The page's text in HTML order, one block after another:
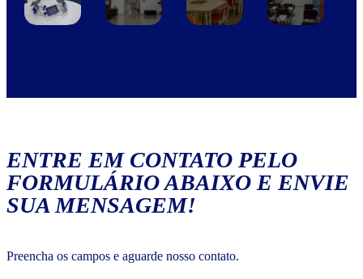
ENTRE EM CONTATO PELO
FORMULÁRIO ABAIXO E ENVIE
SUA MENSAGEM!
Preencha os campos e aguarde nosso contato.